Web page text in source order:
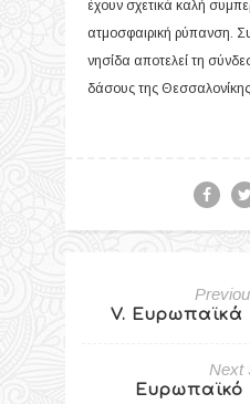
έχουν σχετικά καλή
ατμοσφαιρική ρύπανση.
νησίδα αποτελεί τη
δάσους της
V.
Next